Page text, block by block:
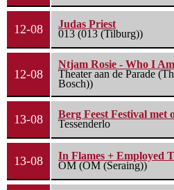
12-08
Judas Priest
013 (013 (Tilburg))
12-08
Ntjam Rosie - Who I Am
Theater aan de Parade
Bosch))
13-08
Berg Feest Festival met
Tessenderlo
13-08
In Flames + Employed
OM (OM (Seraing))